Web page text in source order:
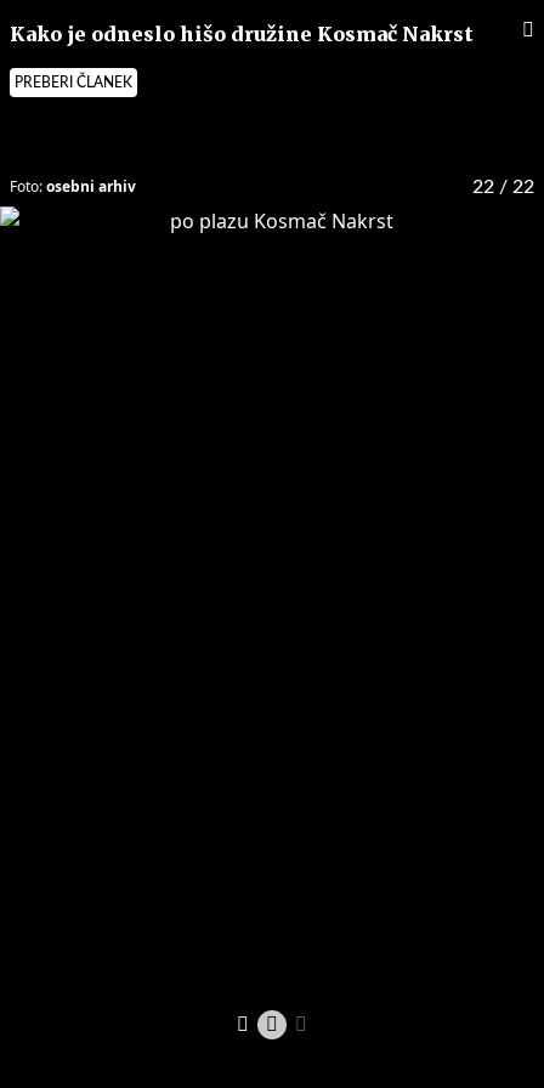
Kako je odneslo hišo družine Kosmač Nakrst
PREBERI ČLANEK
22 / 22
Foto:osebni arhiv